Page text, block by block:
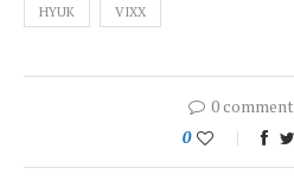
HYUK VIXX
0 comment
0